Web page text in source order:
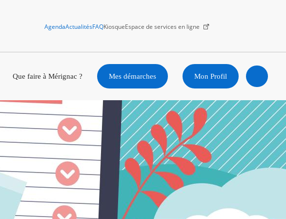
AgendaActualitésFAQKiosqueEspace de services en ligne
Que faire à Mérignac ? Mes démarches Mon Profil
Ouvrir
la